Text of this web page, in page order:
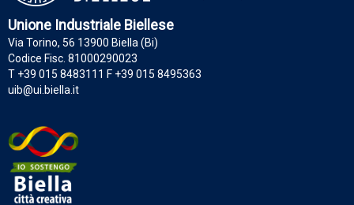
Unione Industriale Biellese
Via Torino, 56 13900 Biella (Bi)
Codice Fisc. 81000290023
T +39 015 8483111 F +39 015 8495363
uib@ui.biella.it